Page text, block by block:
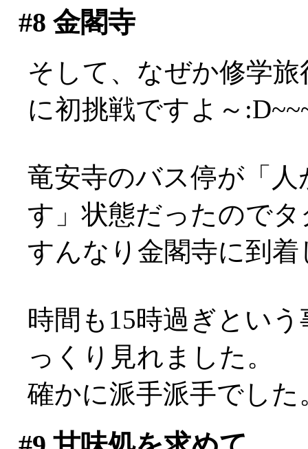
#8 金閣寺
そして、なぜか修学
に初挑戦ですよ～
竜安寺のバス停が「
す」状態だったので
すんなり金閣寺に到
時間も15時過ぎとい
っくり見れました。
確かに派手派手でした